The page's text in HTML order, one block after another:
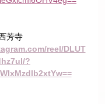
芳寺
reel/DLUT
?